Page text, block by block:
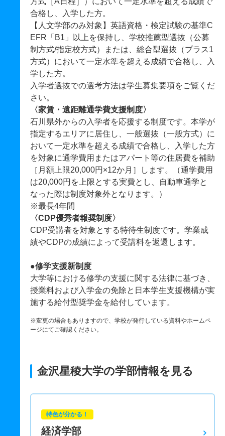
合格し、入学した方。
【人文学部のみ対象】英語資格・検定試験の基準C
EFR「B1」以上を保持し、学校推薦型選抜（公募
制方式/指定校方式）または、総合型選抜（プラス1
方式）において一定水準を超える成績で合格し、入
学した方。
入学者選抜での選考方法は学生募集要項をご覧くだ
さい。
〈家賃・遠距離通学費支援制度〉
石川県外からの入学者を応援する制度です。本学が
指定するエリアに居住し、一般選抜（一般方式）に
おいて一定水準を超える成績で合格し、入学した方
を対象に通学費用またはアパート等の住居費を補助
［月額上限20,000円×12か月］します。（通学費用
は20,000円を上限とする実費とし、自動車通学と
なった際は制度対象外となります。）
※最長4年間
〈CDP優秀者報奨制度〉
CDP受講者を対象とする特待生制度です。学業成
績やCDPの成績によって受講料を返還します。
●修学支援新制度
大学等における修学の支援に関する法律に基づき、
授業料および入学金の免除と日本学生支援機構が実
施する給付型奨学金を給付しています。
※変更の場合もありますので、学校が発行している資料やホームペ
ージにてご確認ください。
金沢星稜大学の学部情報を見る
特色が分かる！
経済学部